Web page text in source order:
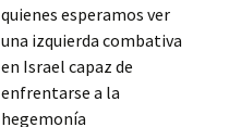
quienes esperamos ver
una izquierda combativa
en Israel capaz de
enfrentarse a la
hegemonía